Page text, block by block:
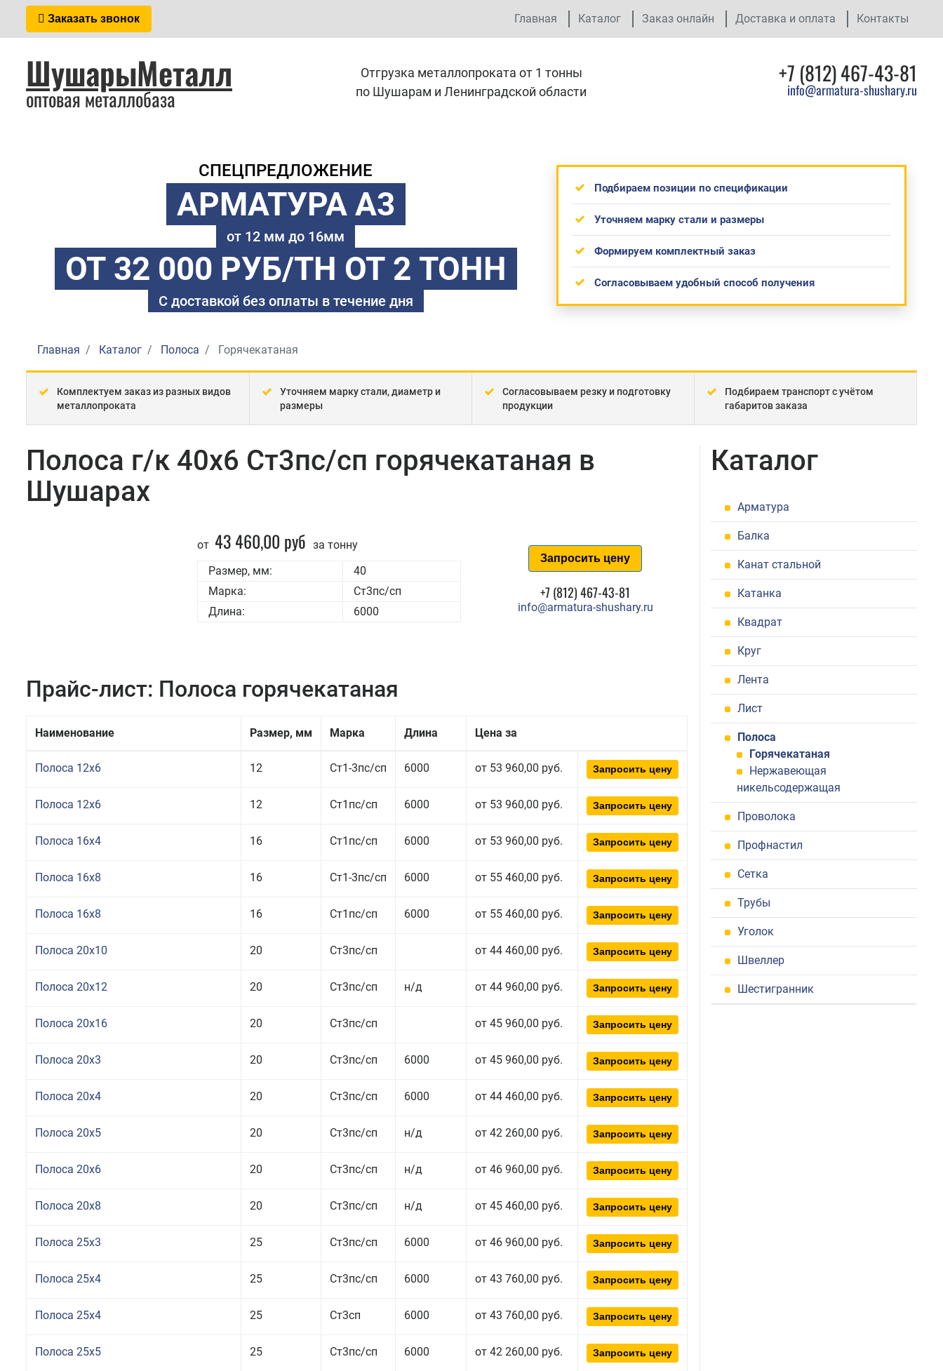
Заказать звонок Главная Каталог Заказ онлайн Доставка и оплата Контакты
ШушарыМеталл
оптовая металлобаза
Отгрузка металлопроката от 1 тонны
по Шушарам и Ленинградской области
+7 (812) 467-43-81
info@armatura-shushary.ru
СПЕЦПРЕДЛОЖЕНИЕ
АРМАТУРА А3
от 12 мм до 16мм
ОТ 32 000 РУБ/ТН ОТ 2 ТОНН
С доставкой без оплаты в течение дня
Подбираем позиции по спецификации
Уточняем марку стали и размеры
Формируем комплектный заказ
Согласовываем удобный способ получения
Главная Каталог Полоса Горячекатаная
Комплектуем заказ из разных видов
металлопроката
Уточняем марку стали, диаметр и
размеры
Согласовываем резку и подготовку
продукции
Подбираем транспорт с учётом
габаритов заказа
Полоса г/к 40x6 Ст3пс/сп горячекатаная в
Шушарах
от 43 460,00 руб за тонну
Размер, мм:
40
Марка:
Ст3пс/сп
Длина:
6000
Запросить цену
+7 (812) 467-43-81
info@armatura-shushary.ru
Прайс-лист: Полоса горячекатаная
Наименование Размер, мм Марка Длина Цена за
Полоса 12x6 12 Ст1-3пс/сп 6000 от 53 960,00 руб. Запросить цену
Полоса 12x6 12 Ст1пс/сп 6000 от 53 960,00 руб. Запросить цену
Полоса 16x4 16 Ст1пс/сп 6000 от 53 960,00 руб. Запросить цену
Полоса 16x8 16 Ст1-3пс/сп 6000 от 55 460,00 руб. Запросить цену
Полоса 16x8 16 Ст1пс/сп 6000 от 55 460,00 руб. Запросить цену
Полоса 20x10 20 Ст3пс/сп от 44 460,00 руб. Запросить цену
Полоса 20x12 20 Ст3пс/сп н/д от 44 960,00 руб. Запросить цену
Полоса 20x16 20 Ст3пс/сп от 45 960,00 руб. Запросить цену
Полоса 20x3 20 Ст3пс/сп 6000 от 45 960,00 руб. Запросить цену
Полоса 20x4 20 Ст3пс/сп 6000 от 44 460,00 руб. Запросить цену
Полоса 20x5 20 Ст3пс/сп н/д от 42 260,00 руб. Запросить цену
Полоса 20x6 20 Ст3пс/сп н/д от 46 960,00 руб. Запросить цену
Полоса 20x8 20 Ст3пс/сп н/д от 45 460,00 руб. Запросить цену
Полоса 25x3 25 Ст3пс/сп 6000 от 46 960,00 руб. Запросить цену
Полоса 25x4 25 Ст3пс/сп 6000 от 43 760,00 руб. Запросить цену
Полоса 25x4 25 Ст3сп 6000 от 43 760,00 руб. Запросить цену
Полоса 25x5 25 Ст3пс/сп 6000 от 42 260,00 руб. Запросить цену
Каталог
Арматура
Балка
Канат стальной
Катанка
Квадрат
Круг
Лента
Лист
Полоса
Горячекатаная
Нержавеющая
никельсодержащая
Проволока
Профнастил
Сетка
Трубы
Уголок
Швеллер
Шестигранник